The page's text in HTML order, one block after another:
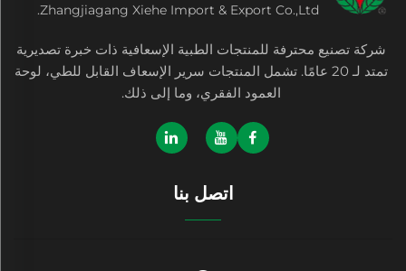
Zhangjiagang Xiehe Import & Export Co.,Ltd.
شركة تصنيع محترفة للمنتجات الطبية الإسعافية ذات خبرة تصديرية
تمتد لـ 20 عامًا. تشمل المنتجات سرير الإسعاف القابل للطي، لوحة
العمود الفقري، وما إلى ذلك.
اتصل بنا